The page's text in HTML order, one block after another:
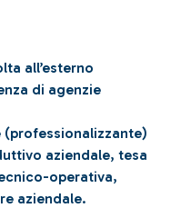
all’esterno
di agenzie
aziendale, tesa
operativa,
aziendale.